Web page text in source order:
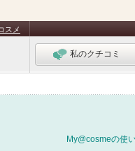
スメ
私のクチコミ
My@cosmeの使